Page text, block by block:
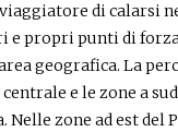
di calarsi
propri punti di
geografica. La
e le zone a
zone ad est del